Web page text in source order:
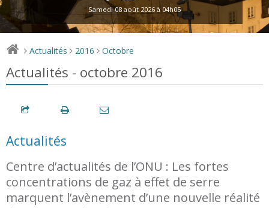
Samedi 08 août 2026 à 04h05
> Actualités > 2016 > Octobre
Actualités - octobre 2016
Actualités
Centre d’actualités de l’ONU : Les fortes
concentrations de gaz à effet de serre
marquent l’avènement d’une nouvelle réalité